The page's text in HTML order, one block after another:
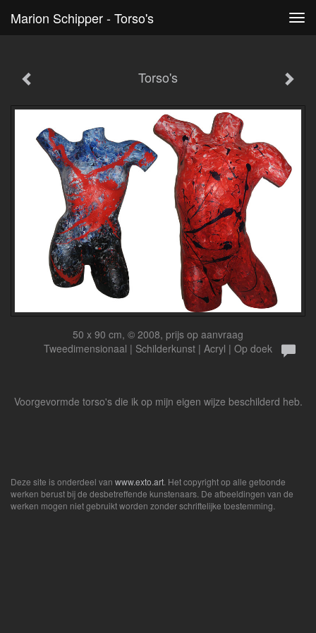
Marion Schipper - Torso's
Torso's
50 x 90 cm, © 2008, prijs op aanvraag
Tweedimensionaal | Schilderkunst | Acryl | Op doek
Voorgevormde torso's die ik op mijn eigen wijze beschilderd heb.
Deze site is onderdeel van www.exto.art . Het copyright op alle getoonde
werken berust bij de desbetreffende kunstenaars. De afbeeldingen van de
werken mogen niet gebruikt worden zonder schriftelijke toestemming.